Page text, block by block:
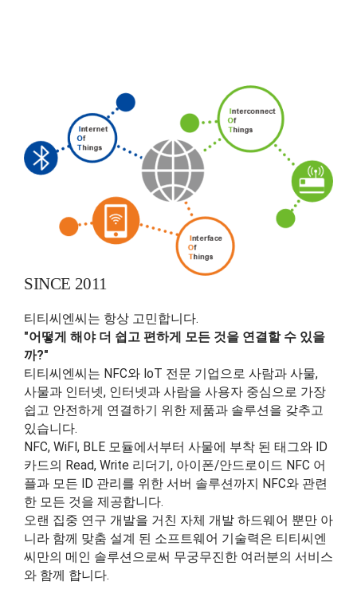
SINCE 2011
티티씨엔씨는 항상 고민합니다.
"어떻게 해야 더 쉽고 편하게 모든 것을 연결할 수 있을
까?"
티티씨엔씨는 NFC와 IoT 전문 기업으로 사람과 사물,
사물과 인터넷, 인터넷과 사람을 사용자 중심으로 가장
쉽고 안전하게 연결하기 위한 제품과 솔루션을 갖추고
있습니다.
NFC, WiFI, BLE 모듈에서부터 사물에 부착 된 태그와 ID
카드의 Read, Write 리더기, 아이폰/안드로이드 NFC 어
플과 모든 ID 관리를 위한 서버 솔루션까지 NFC와 관련
한 모든 것을 제공합니다.
오랜 집중 연구 개발을 거친 자체 개발 하드웨어 뿐만 아
니라 함께 맞춤 설계 된 소프트웨어 기술력은 티티씨엔
씨만의 메인 솔루션으로써 무궁무진한 여러분의 서비스
와 함께 합니다.
0
1
2
3